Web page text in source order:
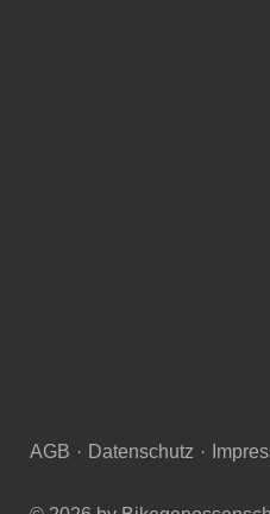
AGB · Datenschutz ·